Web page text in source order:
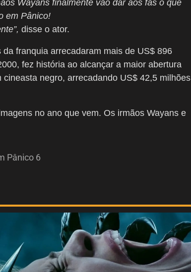
Wayans finalmente vão dar aos fãs o que
em Pânico!
disse o ator.
franquia arrecadaram mais de US$ 896
fez história ao alcançar a maior abertura
negro, arrecadando US$ 42,5 milhões
no ano que vem. Os irmãos Wayans e
Pânico 6